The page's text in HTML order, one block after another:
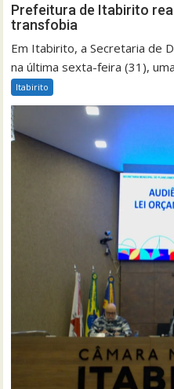
Prefeitura de Itabirito
transfobia
Em Itabirito, a Secretaria de
na última sexta-feira (31),
Itabirito